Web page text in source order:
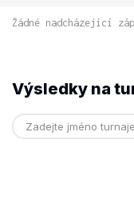
Žádné nadcházející
Výsledky na